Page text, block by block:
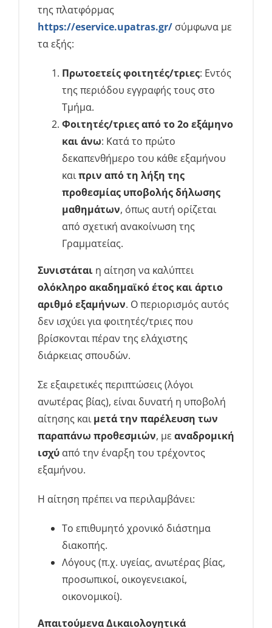
της πλατφόρμας
https://eservice.upatras.gr/σύμφωνα με
τα εξής:
Πρωτοετείς φοιτητές/τριες: Εντός
της περιόδου εγγραφής τους στο
Τμήμα.
Φοιτητές/τριες από το 2ο εξάμηνο
και άνω: Κατά το πρώτο
δεκαπενθήμερο του κάθε εξαμήνου
καιπριν από τη λήξη της
προθεσμίας υποβολής δήλωσης
μαθημάτων, όπως αυτή ορίζεται
από σχετική ανακοίνωση της
Γραμματείας.
Συνιστάταιη αίτηση να καλύπτει
ολόκληρο ακαδημαϊκό έτος και άρτιο
αριθμό εξαμήνων. Ο περιορισμός αυτός
δεν ισχύει για φοιτητές/τριες που
βρίσκονται πέραν της ελάχιστης
διάρκειας σπουδών.
Σε εξαιρετικές περιπτώσεις (λόγοι
ανωτέρας βίας), είναι δυνατή η υποβολή
αίτησης καιμετά την παρέλευση των
παραπάνω προθεσμιών, με αναδρομική
ισχύαπό την έναρξη του τρέχοντος
εξαμήνου.
Η αίτηση πρέπει να περιλαμβάνει:
Το επιθυμητό χρονικό διάστημα
διακοπής.
Λόγους (π.χ. υγείας, ανωτέρας βίας,
προσωπικοί, οικογενειακοί,
οικονομικοί).
Απαιτούμενα Δικαιολογητικά